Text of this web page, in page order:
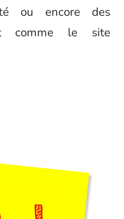
ou encore des
comme le site